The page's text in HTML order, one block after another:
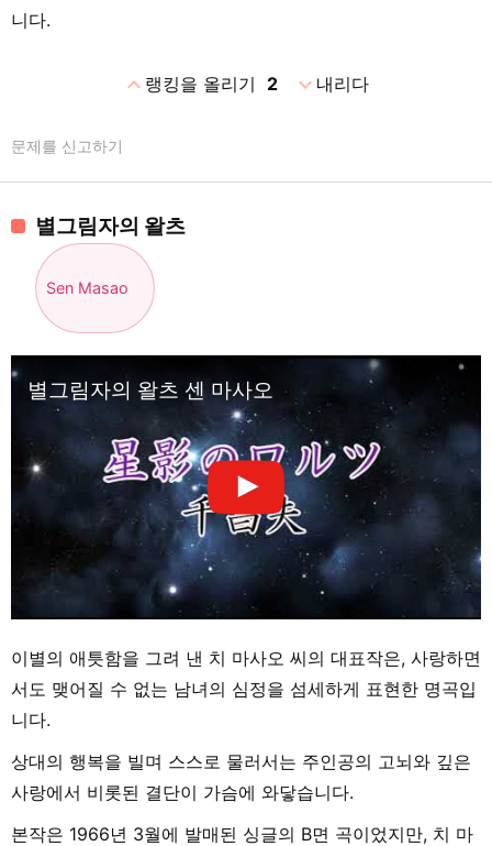
니다.
expand_less랭킹을 올리기 2 expand_more내리다
문제를 신고하기
별그림자의 왈츠
Sen Masao
별그림자의 왈츠 센 마사오
이별의 애틋함을 그려 낸 치 마사오 씨의 대표작은, 사랑하면
서도 맺어질 수 없는 남녀의 심정을 섬세하게 표현한 명곡입
니다.
상대의 행복을 빌며 스스로 물러서는 주인공의 고뇌와 깊은
사랑에서 비롯된 결단이 가슴에 와닿습니다.
본작은 1966년 3월에 발매된 싱글의 B면 곡이었지만, 치 마